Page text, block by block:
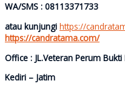
WA/SMS : 08113371733
atau kunjungi https://
https://candratama.com/
Office : JL.Veteran Perum
Kediri – Jatim